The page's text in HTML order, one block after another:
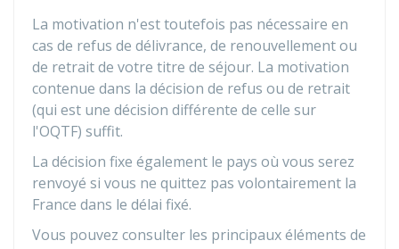
La motivation n'est toutefois pas nécessaire en
cas de refus de délivrance, de renouvellement ou
de retrait de votre titre de séjour. La motivation
contenue dans la décision de refus ou de retrait
(qui est une décision différente de celle sur
l'OQTF) suffit.
La décision fixe également le pays où vous serez
renvoyé si vous ne quittez pas volontairement la
France dans le délai fixé.
Vous pouvez consulter les principaux éléments de